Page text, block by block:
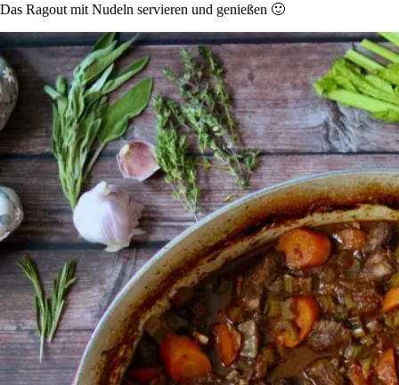
Das Ragout mit Nudeln servieren und genießen 🙂